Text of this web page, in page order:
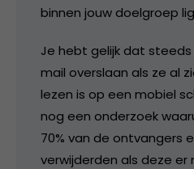
binnen jouw doelgroep
Je hebt gelijk dat
mail overslaan als ze al
lezen is op een mobiel
nog een onderzoek
70% van de ontvangers
verwijderden als deze